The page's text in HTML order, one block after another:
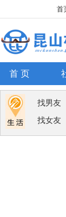
首
首 页
找男友
找女友